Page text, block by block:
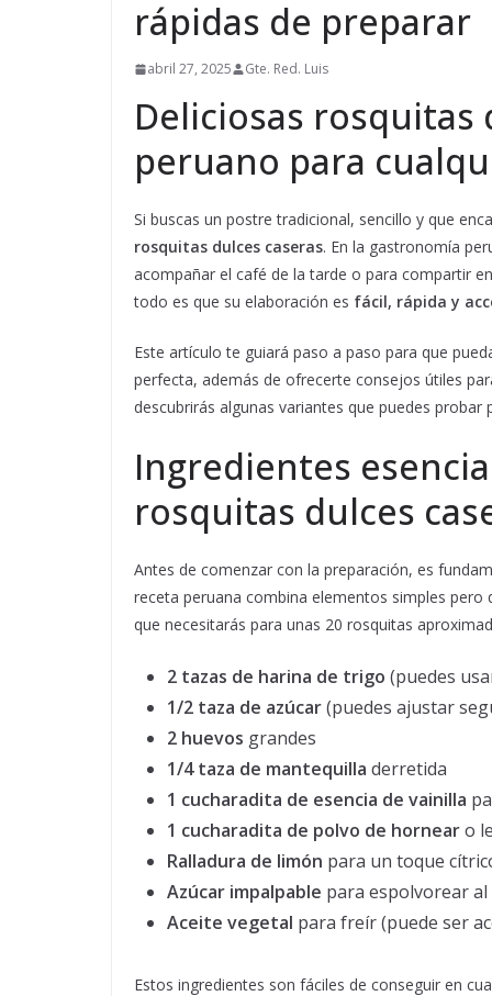
rápidas de preparar
abril 27, 2025 Gte. Red. Luis
Deliciosas rosquitas
peruano para
Si buscas un postre tradicional, sencillo y que
rosquitas dulces caseras. En la gastronomía
acompañar el café de la tarde o para compartir
todo es que su elaboración es fácil, rápida y
Este artículo te guiará paso a paso para que
perfecta, además de ofrecerte consejos útiles
descubrirás algunas variantes que puedes
Ingredientes
rosquitas dulces
Antes de comenzar con la preparación, es
receta peruana combina elementos simples
que necesitarás para unas 20 rosquitas
2 tazas de harina de trigo (puedes
1/2 taza de azúcar(puedes ajustar
2 huevos grandes
1/4 taza de mantequilla derretida
1 cucharadita de esencia de vainilla
1 cucharadita de polvo de hornearo
Ralladura de limón para un toque
Azúcar impalpable para espolvorear
Aceite vegetal para freír (puede ser
Estos ingredientes son fáciles de conseguir en